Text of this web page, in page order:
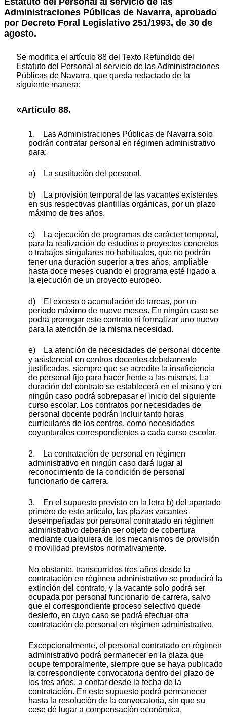
Administraciones Públicas de Navarra, aprobado
por Decreto Foral Legislativo 251/1993, de 30 de
agosto.
Se modifica el artículo 88 del Texto Refundido del
Estatuto del Personal al servicio de las Administraciones
Públicas de Navarra, que queda redactado de la
siguiente manera:
«Artículo 88.
1. Las Administraciones Públicas de Navarra solo
podrán contratar personal en régimen administrativo
para:
a) La sustitución del personal.
b) La provisión temporal de las vacantes existentes
en sus respectivas plantillas orgánicas, por un plazo
máximo de tres años.
c) La ejecución de programas de carácter temporal,
para la realización de estudios o proyectos concretos
o trabajos singulares no habituales, que no podrán
tener una duración superior a tres años, ampliable
hasta doce meses cuando el programa esté ligado a
la ejecución de un proyecto europeo.
d) El exceso o acumulación de tareas, por un
periodo máximo de nueve meses. En ningún caso se
podrá prorrogar este contrato ni formalizar uno nuevo
para la atención de la misma necesidad.
e) La atención de necesidades de personal docente
y asistencial en centros docentes debidamente
justificadas, siempre que se acredite la insuficiencia
de personal fijo para hacer frente a las mismas. La
duración del contrato se establecerá en el mismo y en
ningún caso podrá sobrepasar el inicio del siguiente
curso escolar. Los contratos por necesidades de
personal docente podrán incluir tanto horas
curriculares de los centros, como necesidades
coyunturales correspondientes a cada curso escolar.
2. La contratación de personal en régimen
administrativo en ningún caso dará lugar al
reconocimiento de la condición de personal
funcionario de carrera.
3. En el supuesto previsto en la letra b) del apartado
primero de este artículo, las plazas vacantes
desempeñadas por personal contratado en régimen
administrativo deberán ser objeto de cobertura
mediante cualquiera de los mecanismos de provisión
o movilidad previstos normativamente.
No obstante, transcurridos tres años desde la
contratación en régimen administrativo se producirá la
extinción del contrato, y la vacante solo podrá ser
ocupada por personal funcionario de carrera, salvo
que el correspondiente proceso selectivo quede
desierto, en cuyo caso se podrá efectuar otra
contratación de personal en régimen administrativo.
Excepcionalmente, el personal contratado en régimen
administrativo podrá permanecer en la plaza que
ocupe temporalmente, siempre que se haya publicado
la correspondiente convocatoria dentro del plazo de
los tres años, a contar desde la fecha de la
contratación. En este supuesto podrá permanecer
hasta la resolución de la convocatoria, sin que su
cese dé lugar a compensación económica.